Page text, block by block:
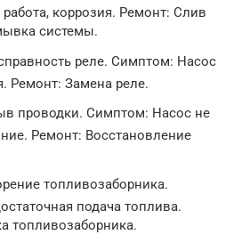
коррозия. Ремонт: Слив
системы.
реле. Симптом: Насос
Ремонт: Замена реле.
проводки. Симптом: Насос не
Ремонт: Восстановление
топливозаборника.
подача топлива.
топливозаборника.